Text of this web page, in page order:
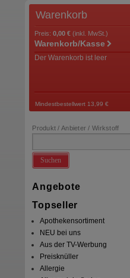
Warenkorb
Preis: 0,00 € (inkl. MwSt.)
Warenkorb/Kasse
Der Warenkorb ist leer
Mindestbestellwert 13,99 €
Produkt / Anbieter / Wirkstoff
Suchen
Angebote
Topseller
Apothekensortiment
NEU bei uns
Aus der TV-Werbung
Preisknüller
Allergie